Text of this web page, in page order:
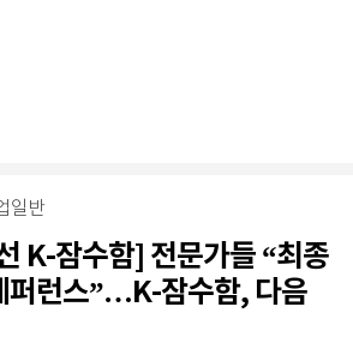
일반
K-잠수함] 전문가들 “최종
퍼런스”…K-잠수함, 다음